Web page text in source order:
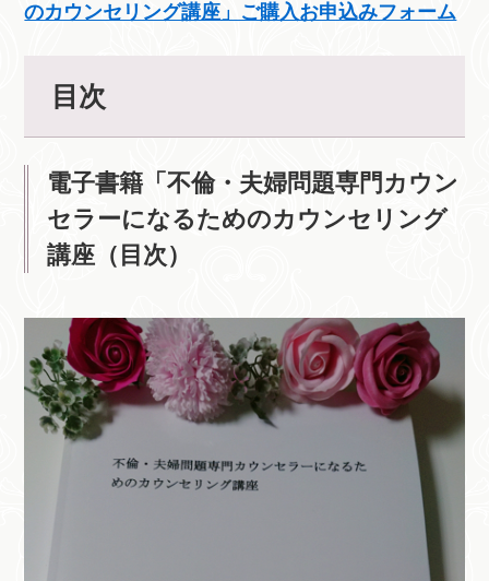
のカウンセリング講座」ご購入お申込みフォーム
目次
電子書籍「不倫・夫婦問題専門カウン
セラーになるためのカウンセリング
講座（目次）